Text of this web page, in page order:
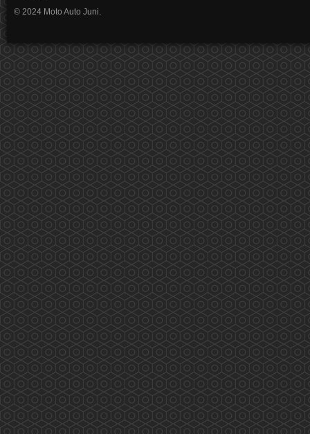
© 2024 Moto Auto Juni.